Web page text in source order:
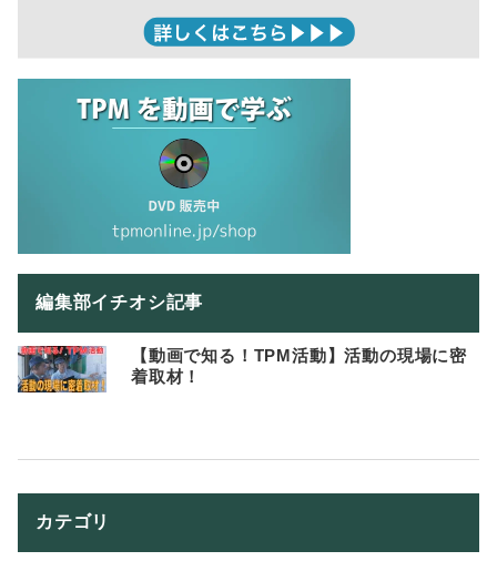
編集部イチオシ記事
【動画で知る！TPM活動】活動の現場に密
着取材！
カテゴリ